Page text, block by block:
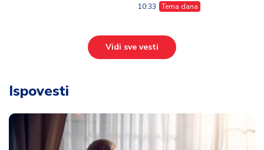
10:33 Tema dana
Vidi sve vesti
Ispovesti